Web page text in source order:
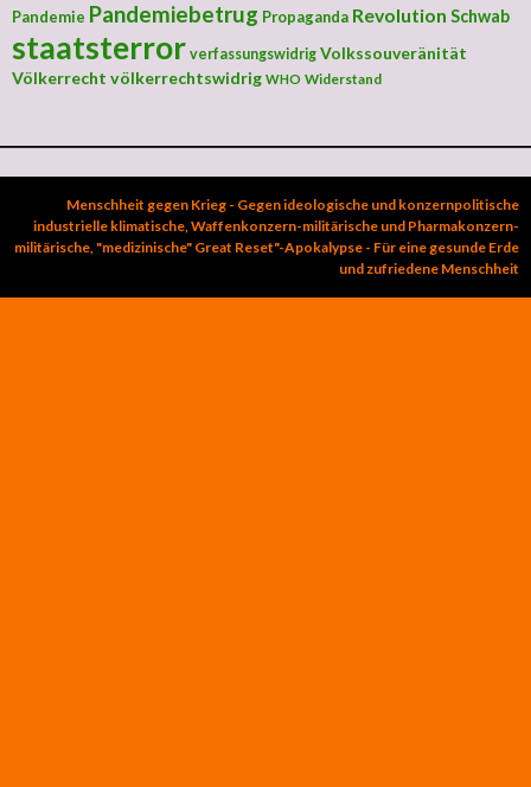
Pandemie Pandemiebetrug Propaganda Revolution Schwab
staatsterror verfassungswidrig Volkssouveränität
Völkerrecht völkerrechtswidrig WHO Widerstand
Menschheit gegen Krieg - Gegen ideologische und konzernpolitische
industrielle klimatische, Waffenkonzern-militärische und Pharmakonzern-
militärische, "medizinische" Great Reset"-Apokalypse - Für eine gesunde Erde
und zufriedene Menschheit